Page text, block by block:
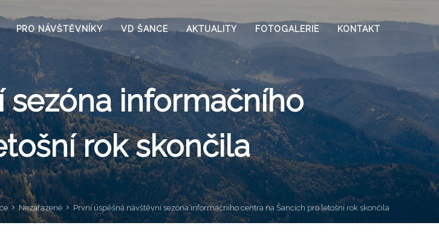
PRO NÁVŠTĚVNÍKY VD ŠANCE AKTUALITY FOTOGALERIE KONTAKT
sezóna informačního
rok skončila
Nezařazené První úspěšná návštěvní sezóna informačního centra na Šancích pro letošní rok skončila